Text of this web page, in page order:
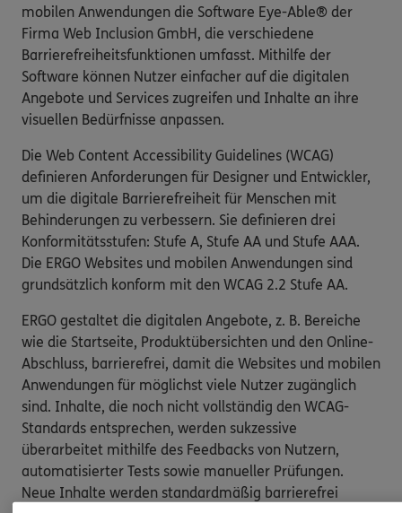
mobilen Anwendungen die Software Eye-Able® der
Firma Web Inclusion GmbH, die verschiedene
Barrierefreiheitsfunktionen umfasst. Mithilfe der
Software können Nutzer einfacher auf die digitalen
Angebote und Services zugreifen und Inhalte an ihre
visuellen Bedürfnisse anpassen.
Die Web Content Accessibility Guidelines (WCAG)
definieren Anforderungen für Designer und Entwickler,
um die digitale Barrierefreiheit für Menschen mit
Behinderungen zu verbessern. Sie definieren drei
Konformitätsstufen: Stufe A, Stufe AA und Stufe AAA.
Die ERGO Websites und mobilen Anwendungen sind
grundsätzlich konform mit den WCAG 2.2 Stufe AA.
ERGO gestaltet die digitalen Angebote, z. B. Bereiche
wie die Startseite, Produktübersichten und den Online-
Abschluss, barrierefrei, damit die Websites und mobilen
Anwendungen für möglichst viele Nutzer zugänglich
sind. Inhalte, die noch nicht vollständig den WCAG-
Standards entsprechen, werden sukzessive
überarbeitet mithilfe des Feedbacks von Nutzern,
automatisierter Tests sowie manueller Prüfungen.
Neue Inhalte werden standardmäßig barrierefrei